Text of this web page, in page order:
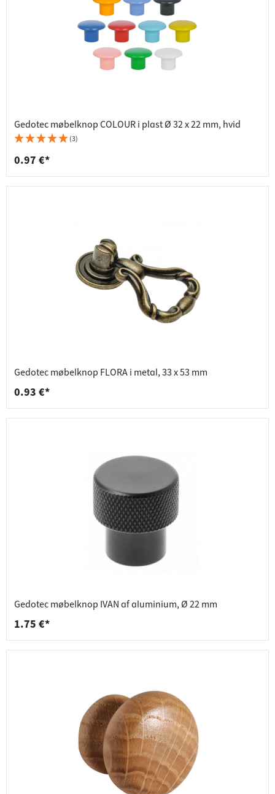
Gedotec møbelknop COLOUR i plast Ø 32 x 22 mm, hvid
(3)
0.97 €*
Gedotec møbelknop FLORA i metal, 33 x 53 mm
0.93 €*
Gedotec møbelknop IVAN af aluminium, Ø 22 mm
1.75 €*